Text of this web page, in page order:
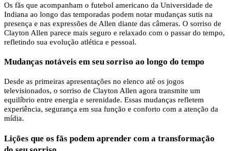
Os fãs que acompanham o futebol americano da Universidade de
Indiana ao longo das temporadas podem notar mudanças sutis na
presença e nas expressões de Allen diante das câmeras. O sorriso de
Clayton Allen parece mais seguro e relaxado com o passar do tempo,
refletindo sua evolução atlética e pessoal.
Mudanças notáveis ​​em seu sorriso ao longo do tempo
Desde as primeiras apresentações no elenco até os jogos
televisionados, o sorriso de Clayton Allen agora transmite um
equilíbrio entre energia e serenidade. Essas mudanças refletem
experiência, segurança em sua função e conforto com a atenção da
mídia.
Lições que os fãs podem aprender com a transformação